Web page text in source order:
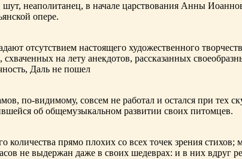
неаполитанец, в начале царствования Анны
опере.
отсутствием настоящего художественного
на лету анекдотов, рассказанных
Даль не пошел
по-видимому, совсем не работал и остался при тех
об общемузыкальном развитии своих питомцев.
прямо плохих со всех точек зрения стихов;
не выдержан даже в своих шедеврах: и в них вдруг